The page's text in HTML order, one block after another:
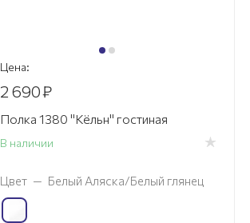
Цена:
2 690₽
Полка 1380 "Кёльн" гостиная
В наличии
Цвет — Белый Аляска/Белый глянец